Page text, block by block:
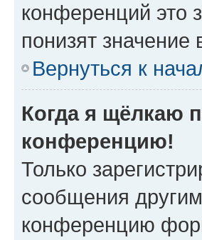
конференций это
понизят
Вернуться к
Когда я щёлкаю
конференцию!
Только
сообщения
конференцию